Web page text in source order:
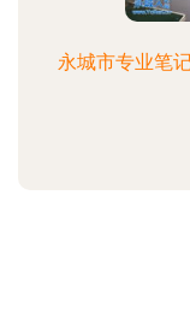
永城市专业笔